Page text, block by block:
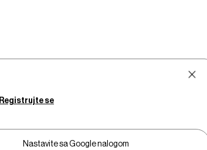
Registrujte se
Nastavite sa Google nalogom